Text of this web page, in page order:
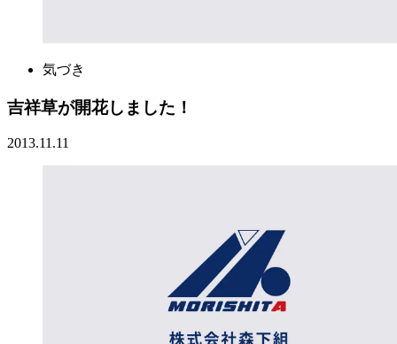
気づき
吉祥草が開花しました！
2013.11.11